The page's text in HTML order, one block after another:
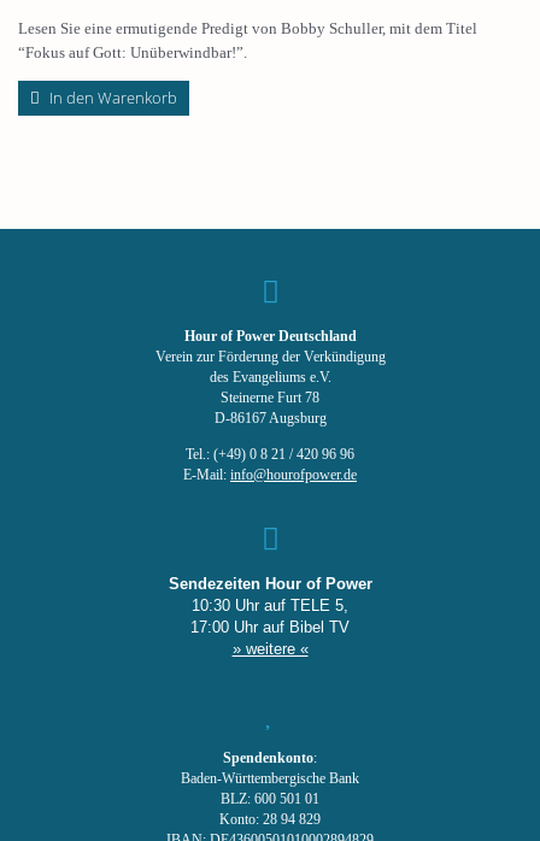
Lesen Sie eine ermutigende Predigt von Bobby Schuller, mit dem Titel
“Fokus auf Gott: Unüberwindbar!”.
In den Warenkorb
Hour of Power Deutschland
Verein zur Förderung der Verkündigung
des Evangeliums e.V.
Steinerne Furt 78
D-86167 Augsburg
Tel.: (+49) 0 8 21 / 420 96 96
E-Mail: info@hourofpower.de
Sendezeiten Hour of Power
10:30 Uhr auf TELE 5,
17:00 Uhr auf Bibel TV
» weitere «
Spendenkonto:
Baden-Württembergische Bank
BLZ: 600 501 01
Konto: 28 94 829